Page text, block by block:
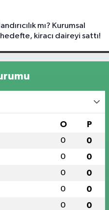
mı? Kurumsal
kiracı daireyi sattı!
O P
0 0
0 0
0 0
0 0
0 0